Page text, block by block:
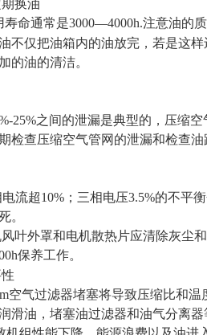
换油
命通常是3000—4000h.注意油的
不仅把油箱内的油放完，若是这
的油的清洁。
25%之间的泄漏是典型的，压缩
检查压缩空气管网的泄漏和检查油
流超10%；三相电压3.5%的不平
。
叶外罩和电机散热片应清除灰尘和
保养工作。
气过滤器堵塞将导致压缩比和
滑油，堵塞油过滤器和油气分离器